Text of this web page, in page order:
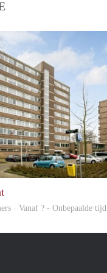
· Vanaf ? - Onbepaalde tijd